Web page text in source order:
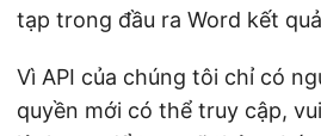
tạp trong đầu ra Word kết
Vì API của chúng tôi chỉ có
quyền mới có thể truy cập,